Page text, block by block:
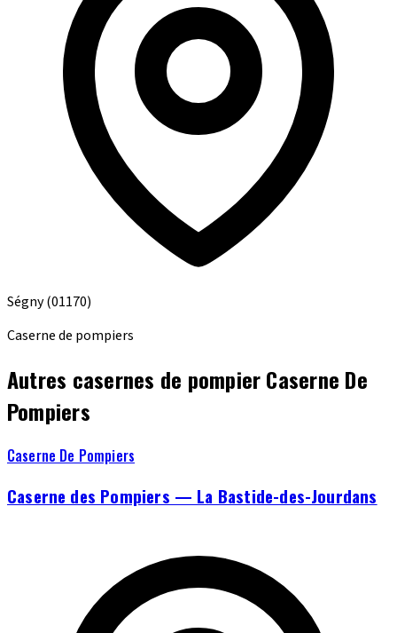
Ségny(01170)
Caserne de pompiers
Autres casernes de pompier Caserne De
Pompiers
Caserne De Pompiers
Caserne des Pompiers — La Bastide-des-Jourdans